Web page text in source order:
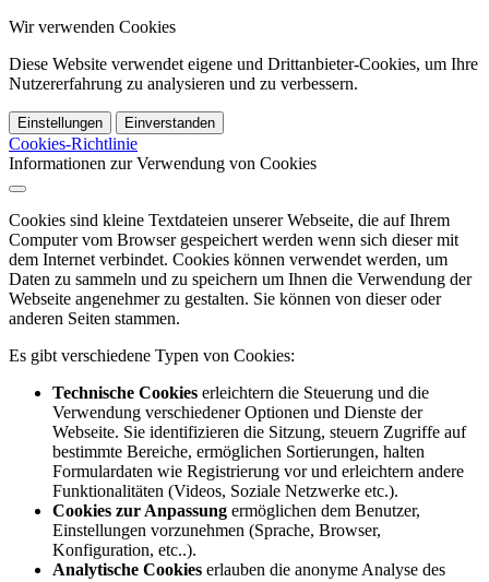
Wir verwenden Cookies
Diese Website verwendet eigene und Drittanbieter-Cookies, um Ihre
Nutzererfahrung zu analysieren und zu verbessern.
Einstellungen Einverstanden
Cookies-Richtlinie
Informationen zur Verwendung von Cookies
Cookies sind kleine Textdateien unserer Webseite, die auf Ihrem
Computer vom Browser gespeichert werden wenn sich dieser mit
dem Internet verbindet. Cookies können verwendet werden, um
Daten zu sammeln und zu speichern um Ihnen die Verwendung der
Webseite angenehmer zu gestalten. Sie können von dieser oder
anderen Seiten stammen.
Es gibt verschiedene Typen von Cookies:
Technische Cookies erleichtern die Steuerung und die
Verwendung verschiedener Optionen und Dienste der
Webseite. Sie identifizieren die Sitzung, steuern Zugriffe auf
bestimmte Bereiche, ermöglichen Sortierungen, halten
Formulardaten wie Registrierung vor und erleichtern andere
Funktionalitäten (Videos, Soziale Netzwerke etc.).
Cookies zur Anpassung ermöglichen dem Benutzer,
Einstellungen vorzunehmen (Sprache, Browser,
Konfiguration, etc..).
Analytische Cookies erlauben die anonyme Analyse des